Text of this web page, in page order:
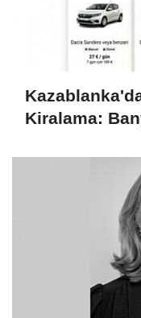
Kiralama: